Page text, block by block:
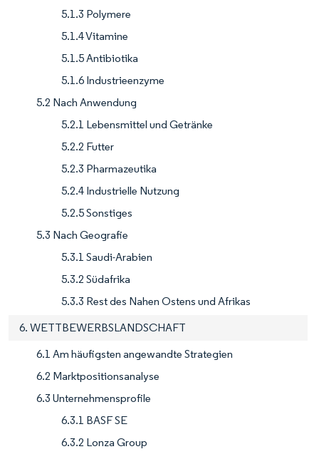
5.1.3 Polymere
5.1.4 Vitamine
5.1.5 Antibiotika
5.1.6 Industrieenzyme
5.2 Nach Anwendung
5.2.1 Lebensmittel und Getränke
5.2.2 Futter
5.2.3 Pharmazeutika
5.2.4 Industrielle Nutzung
5.2.5 Sonstiges
5.3 Nach Geografie
5.3.1 Saudi-Arabien
5.3.2 Südafrika
5.3.3 Rest des Nahen Ostens und Afrikas
6. WETTBEWERBSLANDSCHAFT
6.1 Am häufigsten angewandte Strategien
6.2 Marktpositionsanalyse
6.3 Unternehmensprofile
6.3.1 BASF SE
6.3.2 Lonza Group